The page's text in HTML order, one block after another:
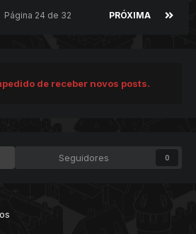
PRÓXIMA
Página 24 de 32
de receber novos posts.
Seguidores 0